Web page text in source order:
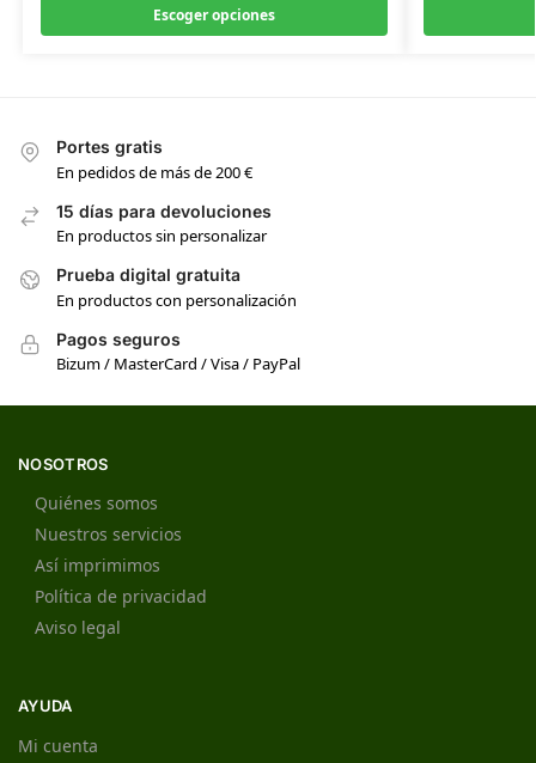
Escoger opciones
Portes gratis
En pedidos de más de 200 €
15 días para devoluciones
En productos sin personalizar
Prueba digital gratuita
En productos con personalización
Pagos seguros
Bizum / MasterCard / Visa / PayPal
NOSOTROS
Quiénes somos
Nuestros servicios
Así imprimimos
Política de privacidad
Aviso legal
AYUDA
Mi cuenta